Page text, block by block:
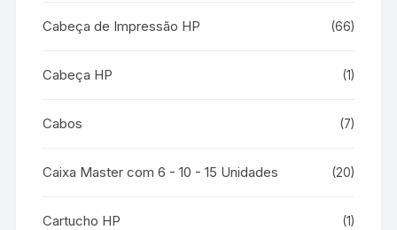
Cabeça de Impressão HP (66)
Cabeça HP (1)
Cabos (7)
Caixa Master com 6 - 10 - 15 Unidades (20)
Cartucho HP (1)